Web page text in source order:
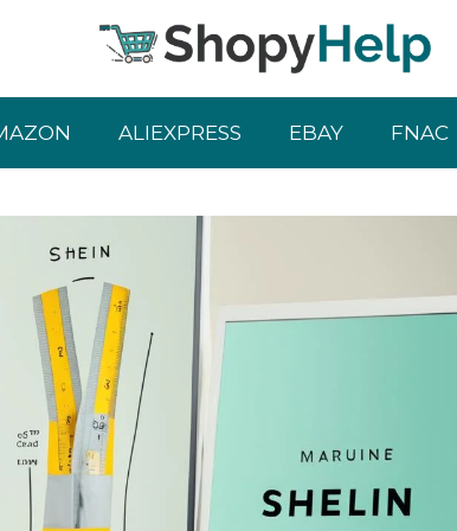
ALIEXPRESS EBAY FNAC